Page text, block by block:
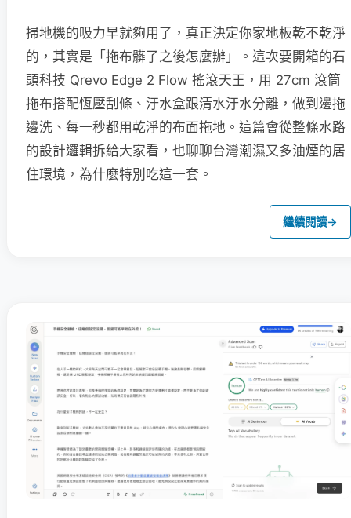
掃地機的吸力早就夠用了，真正決定你家地板乾不乾淨
的，其實是「拖布髒了之後怎麼辦」。這次要開箱的石
頭科技 Qrevo Edge 2 Flow 搖滾天王，用 27cm 滾筒
拖布搭配恆壓刮條、汙水盒跟清水汙水分離，做到邊拖
邊洗、每一秒都用乾淨的布面拖地。這篇會從整條水路
的設計邏輯拆給大家看，也聊聊台灣潮濕又多油煙的居
住環境，為什麼特別吃這一套。
繼續閱讀→